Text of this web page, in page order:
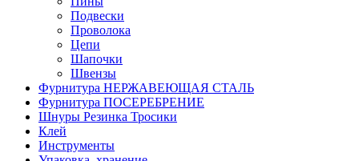
Подвески
Проволока
Цепи
Шапочки
Швензы
Фурнитура НЕРЖАВЕЮЩАЯ СТАЛЬ
Фурнитура ПОСЕРЕБРЕНИЕ
Шнуры Резинка Тросики
Клей
Инструменты